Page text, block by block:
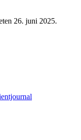
26. juni 2025.